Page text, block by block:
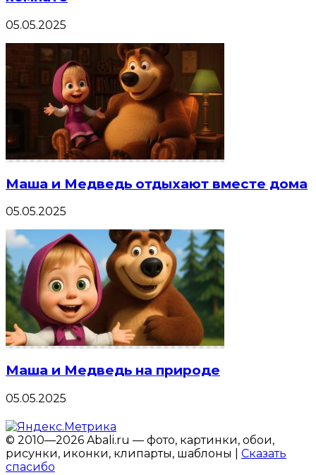
05.05.2025
Маша и Медведь отдыхают вместе дома
05.05.2025
Маша и Медведь на природе
05.05.2025
© 2010—2026 Abali.ru — фото, картинки, обои,
рисунки, иконки, клипарты, шаблоны | Сказать
спасибо